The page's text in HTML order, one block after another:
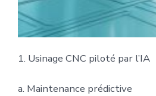
1. Usinage CNC piloté par l’IA
a. Maintenance prédictive